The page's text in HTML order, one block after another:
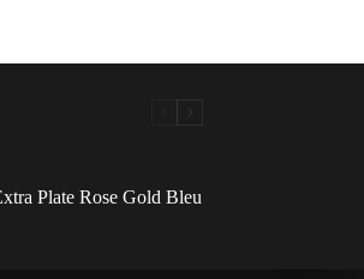
Plate Rose Gold Bleu